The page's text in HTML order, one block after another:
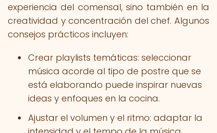
experiencia del comensal, sino también en la
creatividad y concentración del chef. Algunos
consejos prácticos incluyen:
Crear playlists temáticas: seleccionar
música acorde al tipo de postre que se
está elaborando puede inspirar nuevas
ideas y enfoques en la cocina.
Ajustar el volumen y el ritmo: adaptar la